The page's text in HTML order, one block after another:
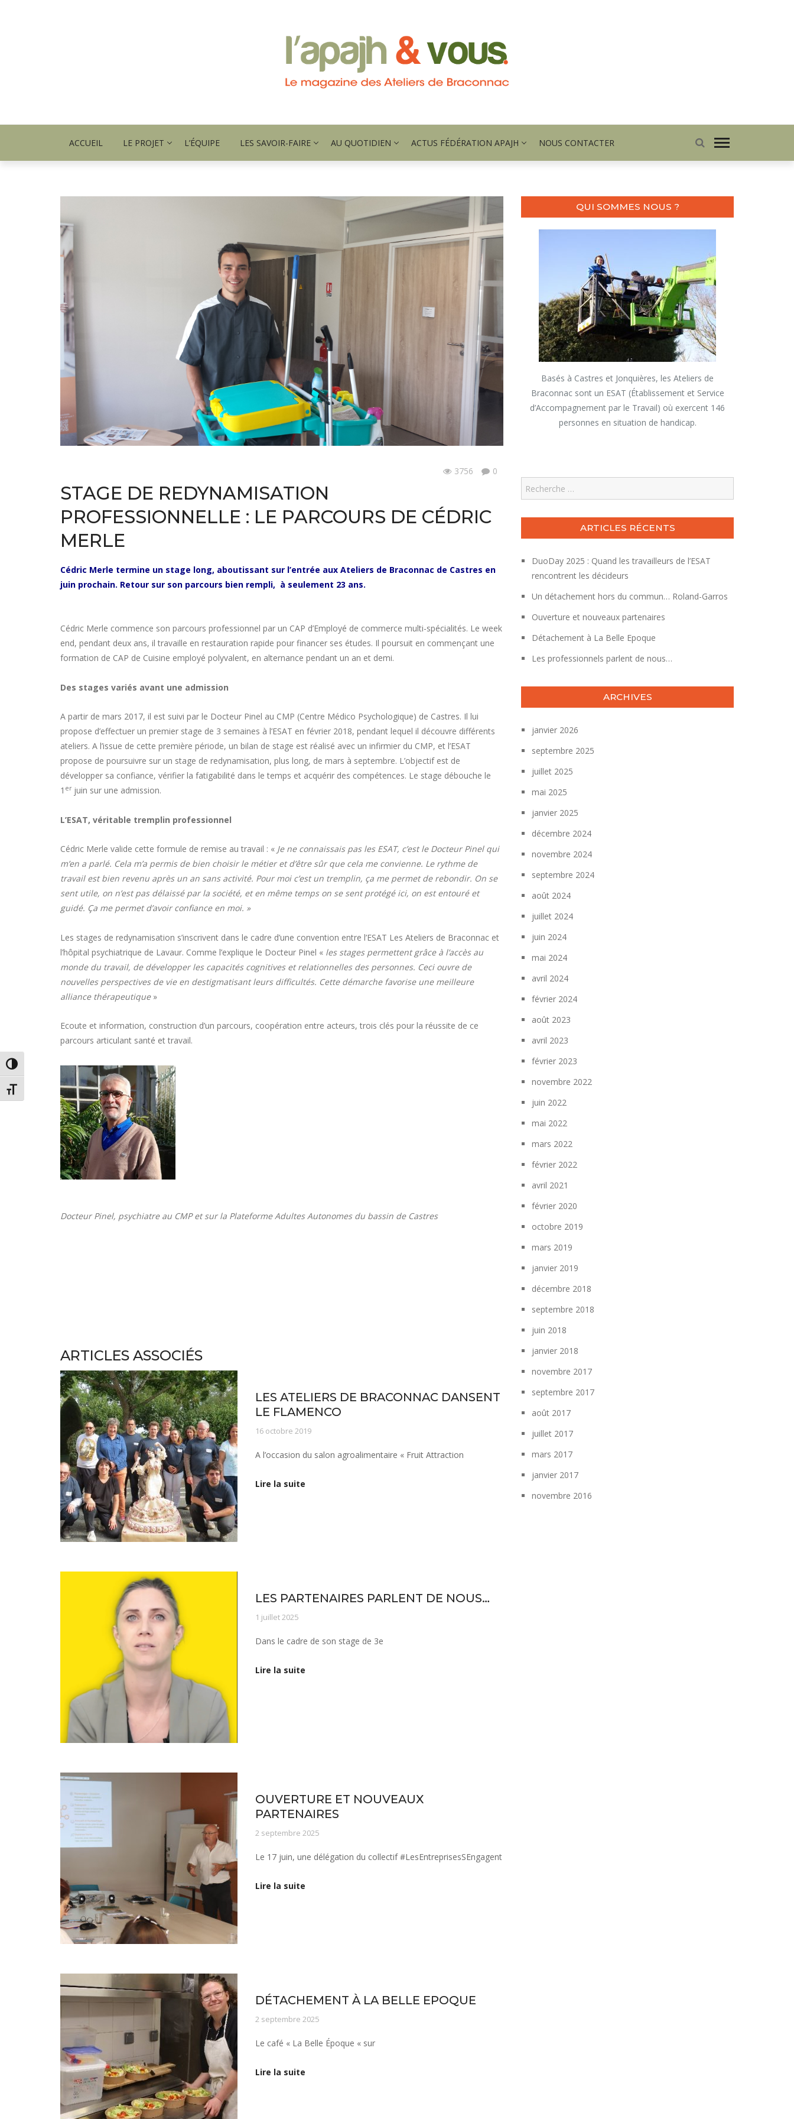
PASSER EN CONTRASTE ÉLEVÉ
CHANGER LA TAILLE DE LA POLICE
ACCUEIL LE PROJET L’ÉQUIPE LES SAVOIR-FAIRE AU QUOTIDIEN ACTUS FÉDÉRATION APAJH NOUS CONTACTER
3756 0
STAGE DE REDYNAMISATION
PROFESSIONNELLE : LE PARCOURS DE CÉDRIC
MERLE
Cédric Merle termine un stage long, aboutissant sur l’entrée aux Ateliers de Braconnac de Castres en
juin prochain. Retour sur son parcours bien rempli, à seulement 23 ans.
Cédric Merle commence son parcours professionnel par un CAP d’Employé de commerce multi-spécialités. Le week
end, pendant deux ans, il travaille en restauration rapide pour financer ses études. Il poursuit en commençant une
formation de CAP de Cuisine employé polyvalent, en alternance pendant un an et demi.
Des stages variés avant une admission
A partir de mars 2017, il est suivi par le Docteur Pinel au CMP (Centre Médico Psychologique) de Castres. Il lui
propose d’effectuer un premier stage de 3 semaines à l’ESAT en février 2018, pendant lequel il découvre différents
ateliers. A l’issue de cette première période, un bilan de stage est réalisé avec un infirmier du CMP, et l’ESAT
propose de poursuivre sur un stage de redynamisation, plus long, de mars à septembre. L’objectif est de
développer sa confiance, vérifier la fatigabilité dans le temps et acquérir des compétences. Le stage débouche le
1 erjuin sur une admission.
L’ESAT, véritable tremplin professionnel
Cédric Merle valide cette formule de remise au travail : « Je ne connaissais pas les ESAT, c’est le Docteur Pinel qui
m’en a parlé. Cela m’a permis de bien choisir le métier et d’être sûr que cela me convienne. Le rythme de
travail est bien revenu après un an sans activité. Pour moi c’est un tremplin, ça me permet de rebondir. On se
sent utile, on n’est pas délaissé par la société, et en même temps on se sent protégé ici, on est entouré et
guidé. Ça me permet d’avoir confiance en moi. »
Les stages de redynamisation s’inscrivent dans le cadre d’une convention entre l’ESAT Les Ateliers de Braconnac et
l’hôpital psychiatrique de Lavaur. Comme l’explique le Docteur Pinel « les stages permettent grâce à l’accès au
monde du travail, de développer les capacités cognitives et relationnelles des personnes. Ceci ouvre de
nouvelles perspectives de vie en destigmatisant leurs difficultés. Cette démarche favorise une meilleure
alliance thérapeutique»
Ecoute et information, construction d’un parcours, coopération entre acteurs, trois clés pour la réussite de ce
parcours articulant santé et travail.
Docteur Pinel, psychiatre au CMP et sur la Plateforme Adultes Autonomes du bassin de Castres
ARTICLES ASSOCIÉS
LES ATELIERS DE BRACONNAC DANSENT
LE FLAMENCO
16 octobre 2019
A l’occasion du salon agroalimentaire « Fruit Attraction
Lire la suite
LES PARTENAIRES PARLENT DE NOUS…
1 juillet 2025
Dans le cadre de son stage de 3e
Lire la suite
OUVERTURE ET NOUVEAUX
PARTENAIRES
2 septembre 2025
Le 17 juin, une délégation du collectif #LesEntreprisesSEngagent
Lire la suite
DÉTACHEMENT À LA BELLE EPOQUE
2 septembre 2025
Le café « La Belle Époque « sur
Lire la suite
QUI SOMMES NOUS ?
Basés à Castres et Jonquières, les Ateliers de
Braconnac sont un ESAT (Établissement et Service
d’Accompagnement par le Travail) où exercent 146
personnes en situation de handicap.
Search
ARTICLES RÉCENTS
DuoDay 2025 : Quand les travailleurs de l’ESAT
rencontrent les décideurs
Un détachement hors du commun… Roland-Garros
Ouverture et nouveaux partenaires
Détachement à La Belle Epoque
Les professionnels parlent de nous…
ARCHIVES
janvier 2026
septembre 2025
juillet 2025
mai 2025
janvier 2025
décembre 2024
novembre 2024
septembre 2024
août 2024
juillet 2024
juin 2024
mai 2024
avril 2024
février 2024
août 2023
avril 2023
février 2023
novembre 2022
juin 2022
mai 2022
mars 2022
février 2022
avril 2021
février 2020
octobre 2019
mars 2019
janvier 2019
décembre 2018
septembre 2018
juin 2018
janvier 2018
novembre 2017
septembre 2017
août 2017
juillet 2017
mars 2017
janvier 2017
novembre 2016